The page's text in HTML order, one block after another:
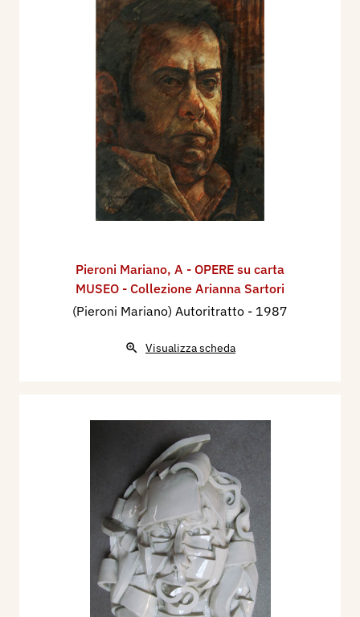
Pieroni Mariano, A - OPERE su carta
MUSEO - Collezione Arianna Sartori
(Pieroni Mariano) Autoritratto - 1987
Visualizza scheda